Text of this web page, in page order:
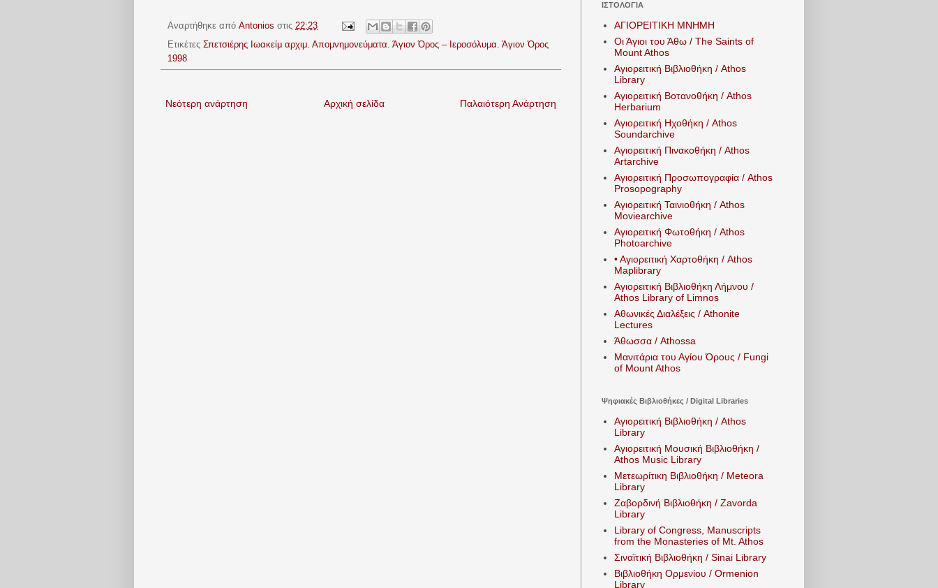
Αναρτήθηκε από Antonios στις 22:23
Ετικέτες Σπετσιέρης Ιωακείμ αρχιμ. Απομνημονεύματα. Άγιον Όρος – Ιεροσόλυμα. Άγιον Όρος
1998
Νεότερη ανάρτηση Παλαιότερη Ανάρτηση
Αρχική σελίδα
ΙΣΤΟΛΟΓΙΑ
ΑΓΙΟΡΕΙΤΙΚΗ ΜΝΗΜΗ
Οι Άγιοι του Άθω / The Saints of
Mount Athos
Αγιορειτική Βιβλιοθήκη / Athos
Library
Αγιορειτική Βοτανοθήκη / Athos
Herbarium
Αγιορειτική Ηχοθήκη / Athos
Soundarchive
Αγιορειτική Πινακοθήκη / Athos
Artarchive
Αγιορειτική Προσωπογραφία / Athos
Prosopography
Αγιορειτική Ταινιοθήκη / Athos
Moviearchive
Αγιορειτική Φωτοθήκη / Athos
Photoarchive
• Αγιορειτική Χαρτοθήκη / Athos
Maplibrary
Αγιορειτική Βιβλιοθήκη Λήμνου /
Athos Library of Limnos
Αθωνικές Διαλέξεις / Athonite
Lectures
Άθωσσα / Athossa
Μανιτάρια του Αγίου Όρους / Fungi
of Mount Athos
Ψηφιακές Βιβλιοθήκες / Digital Libraries
Αγιορειτική Βιβλιοθήκη / Athos
Library
Αγιορειτική Μουσική Βιβλιοθήκη /
Athos Music Library
Μετεωρίτικη Βιβλιοθήκη / Meteora
Library
Ζαβορδινή Βιβλιοθήκη / Zavorda
Library
Library of Congress, Manuscripts
from the Monasteries of Mt. Athos
Σιναϊτική Βιβλιοθήκη / Sinai Library
Βιβλιοθήκη Ορμενίου / Ormenion
Library